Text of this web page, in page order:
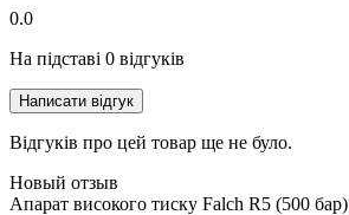
0.0
На підставі 0 відгуків
Написати відгук
Відгуків про цей товар ще не було.
Новый отзыв
Апарат високого тиску Falch R5 (500 бар)